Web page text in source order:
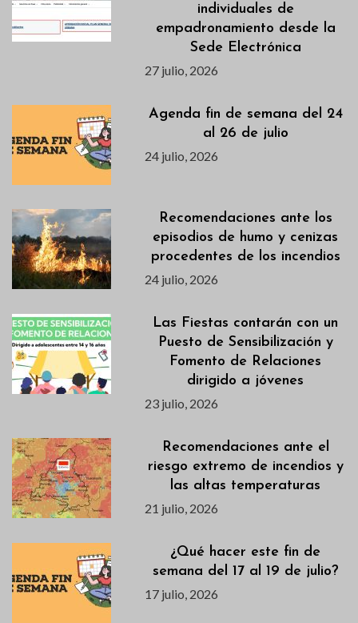
individuales de
empadronamiento desde la
Sede Electrónica
27 julio, 2026
Agenda fin de semana del 24
al 26 de julio
24 julio, 2026
Recomendaciones ante los
episodios de humo y cenizas
procedentes de los incendios
24 julio, 2026
Las Fiestas contarán con un
Puesto de Sensibilización y
Fomento de Relaciones
dirigido a jóvenes
23 julio, 2026
Recomendaciones ante el
riesgo extremo de incendios y
las altas temperaturas
21 julio, 2026
¿Qué hacer este fin de
semana del 17 al 19 de julio?
17 julio, 2026